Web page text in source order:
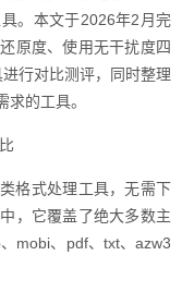
。本文于2026年2月完
原度、使用无干扰度四
行对比测评，同时整理
的工具。
格式处理工具，无需下
，它覆盖了绝大多数主
mobi、pdf、txt、azw3